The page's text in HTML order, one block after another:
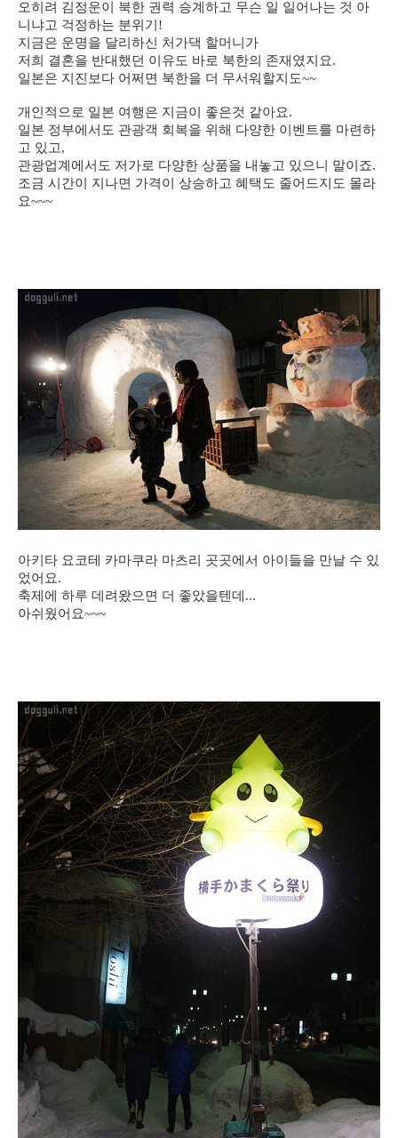
오히려 김정운이 북한 권력 승계하고 무슨 일 일어나는 것 아
니냐고 걱정하는 분위기!
지금은 운명을 달리하신 처가댁 할머니가
저희 결혼을 반대했던 이유도 바로 북한의 존재였지요.
일본은 지진보다 어쩌면 북한을 더 무서워할지도~~
개인적으로 일본 여행은 지금이 좋은것 같아요.
일본 정부에서도 관광객 회복을 위해 다양한 이벤트를 마련하
고 있고,
관광업계에서도 저가로 다양한 상품을 내놓고 있으니 말이죠.
조금 시간이 지나면 가격이 상승하고 혜택도 줄어드지도 몰라
요~~~
아키타 요코테 카마쿠라 마츠리 곳곳에서 아이들을 만날 수 있
었어요.
축제에 하루 데려왔으면 더 좋았을텐데...
아쉬웠어요~~~